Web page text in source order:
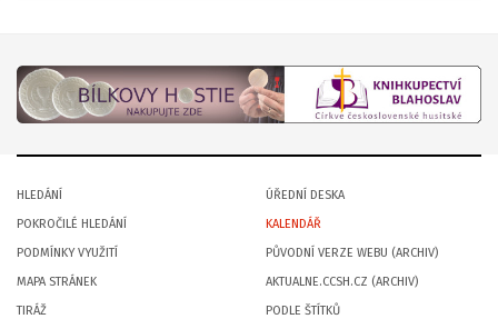
HLEDÁNÍ
POKROČILÉ HLEDÁNÍ
PODMÍNKY VYUŽITÍ
MAPA STRÁNEK
TIRÁŽ
ÚŘEDNÍ DESKA
KALENDÁŘ
PŮVODNÍ VERZE WEBU (ARCHIV)
AKTUALNE.CCSH.CZ (ARCHIV)
PODLE ŠTÍTKŮ